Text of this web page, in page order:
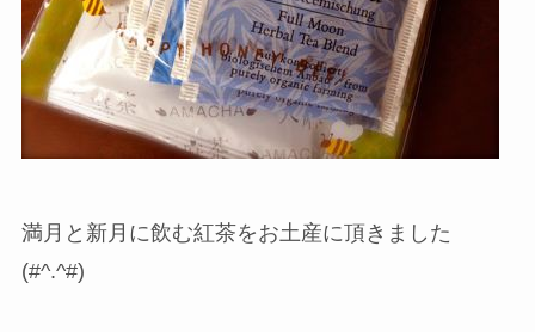
満月と新月に飲む紅茶をお土産に頂きました
(#^.^#)